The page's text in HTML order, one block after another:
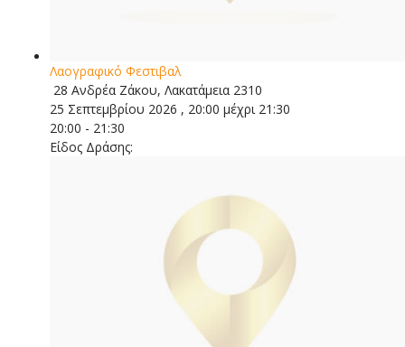
Λαογραφικό Φεστιβαλ
28 Ανδρέα Ζάκου, Λακατάμεια 2310
25 Σεπτεμβρίου 2026 , 20:00 μέχρι 21:30
20:00 - 21:30
Είδος Δράσης: